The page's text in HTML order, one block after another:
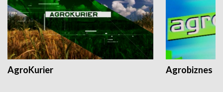
AgroKurier Agrobiznes